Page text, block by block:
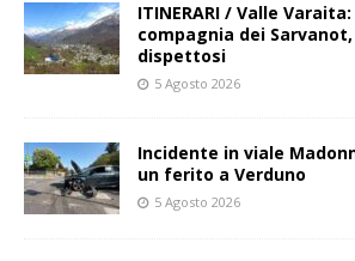
ITINERARI / Valle
compagnia dei
dispettosi
5 Agosto 2026
Incidente in viale
un ferito a Verduno
5 Agosto 2026